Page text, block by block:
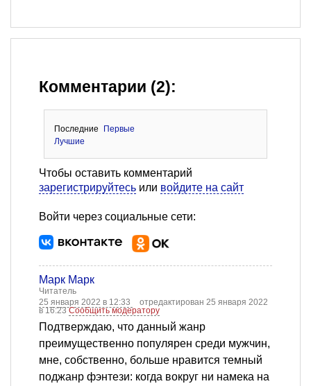
Комментарии (2):
Последние
Первые
Лучшие
Чтобы оставить комментарий
зарегистрируйтесь или войдите на сайт
Войти через социальные сети:
Марк Марк
Читатель
25 января 2022 в 12:33
отредактирован 25 января 2022
в 16:23Сообщить модератору
Подтверждаю, что данный жанр
преимущественно популярен среди мужчин,
мне, собственно, больше нравится темный
поджанр фэнтези: когда вокруг ни намека на